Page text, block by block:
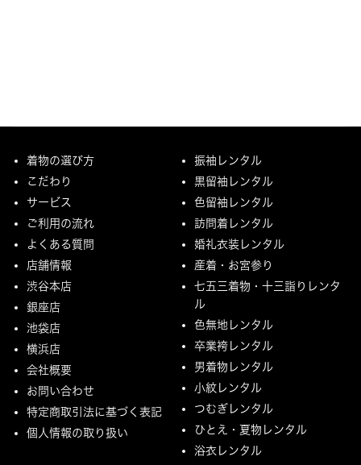
着物の選び方
こだわり
サービス
ご利用の流れ
よくある質問
店舗情報
渋谷本店
銀座店
池袋店
横浜店
会社概要
お問い合わせ
特定商取引法に基づく表記
個人情報の取り扱い
振袖レンタル
黒留袖レンタル
色留袖レンタル
訪問着レンタル
婚礼衣装レンタル
産着・お宮参り
七五三着物・十三詣りレンタ
ル
色無地レンタル
卒業袴レンタル
男着物レンタル
小紋レンタル
つむぎレンタル
ひとえ・夏物レンタル
浴衣レンタル